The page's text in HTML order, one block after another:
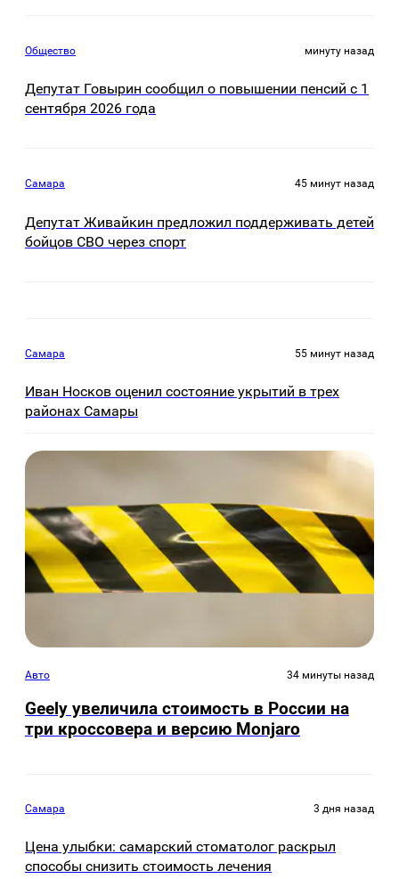
Общество минуту назад
Депутат Говырин сообщил о повышении пенсий с 1
сентября 2026 года
Самара 45 минут назад
Депутат Живайкин предложил поддерживать детей
бойцов СВО через спорт
Самара 55 минут назад
Иван Носков оценил состояние укрытий в трех
районах Самары
Авто 34 минуты назад
Geely увеличила стоимость в России на
три кроссовера и версию Monjaro
Самара 3 дня назад
Цена улыбки: самарский стоматолог раскрыл
способы снизить стоимость лечения